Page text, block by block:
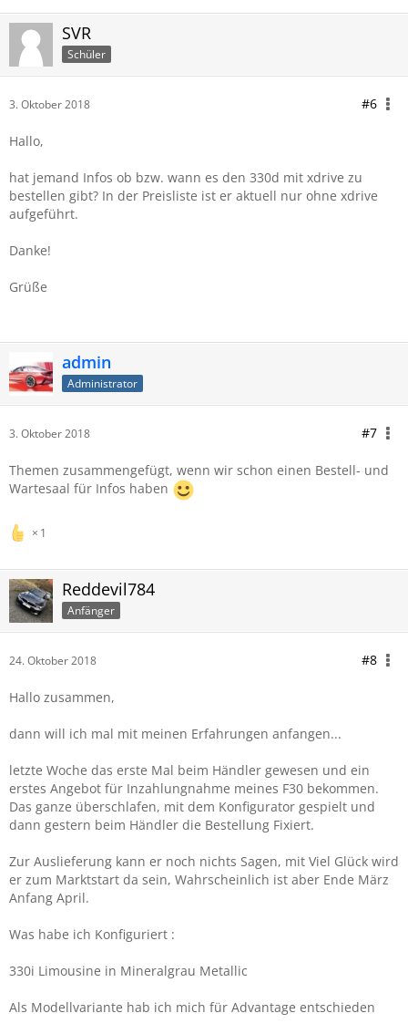
SVR
Schüler
3. Oktober 2018 #6
Hallo,
hat jemand Infos ob bzw. wann es den 330d mit xdrive zu
bestellen gibt? In der Preisliste ist er aktuell nur ohne xdrive
aufgeführt.
Danke!
Grüße
admin
Administrator
3. Oktober 2018 #7
Themen zusammengefügt, wenn wir schon einen Bestell- und
Wartesaal für Infos haben
1
Reddevil784
Anfänger
24. Oktober 2018 #8
Hallo zusammen,
dann will ich mal mit meinen Erfahrungen anfangen...
letzte Woche das erste Mal beim Händler gewesen und ein
erstes Angebot für Inzahlungnahme meines F30 bekommen.
Das ganze überschlafen, mit dem Konfigurator gespielt und
dann gestern beim Händler die Bestellung Fixiert.
Zur Auslieferung kann er noch nichts Sagen, mit Viel Glück wird
er zum Marktstart da sein, Wahrscheinlich ist aber Ende März
Anfang April.
Was habe ich Konfiguriert :
330i Limousine in Mineralgrau Metallic
Als Modellvariante hab ich mich für Advantage entschieden